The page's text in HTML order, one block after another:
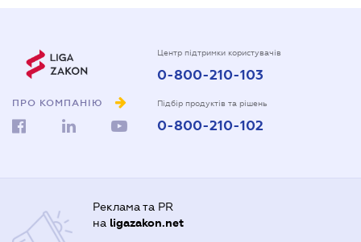
ПРО КОМПАНІЮ
Центр підтримки користувачів
0-800-210-103
Підбір продуктів та рішень
0-800-210-102
Реклама та PR
на ligazakon.net